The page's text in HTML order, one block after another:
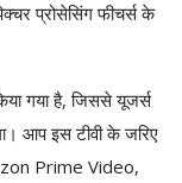
प्रोसेसिंग फीचर्स के
गया है, जिससे यूजर्स
आप इस टीवी के जरिए
Prime Video,